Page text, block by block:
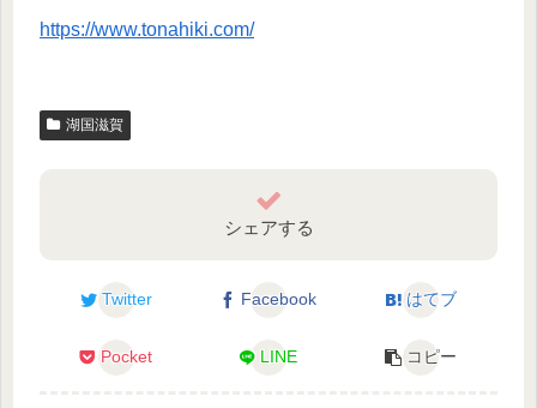
https://www.tonahiki.com/
湖国滋賀
シェアする
Twitter Facebook はてブ
Pocket LINE コピー